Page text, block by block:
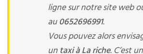
ligne sur notre site web
au0652696991.
Vous pouvez alors
un taxi à La riche. C’est